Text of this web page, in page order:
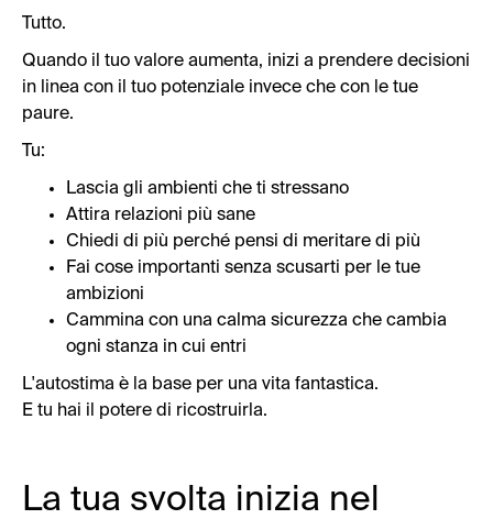
Tutto.
Quando il tuo valore aumenta, inizi a prendere decisioni
in linea con il tuo potenziale invece che con le tue
paure.
Tu:
Lascia gli ambienti che ti stressano
Attira relazioni più sane
Chiedi di più perché pensi di meritare di più
Fai cose importanti senza scusarti per le tue
ambizioni
Cammina con una calma sicurezza che cambia
ogni stanza in cui entri
L'autostima è la base per una vita fantastica.
E tu hai il potere di ricostruirla.
La tua svolta inizia nel